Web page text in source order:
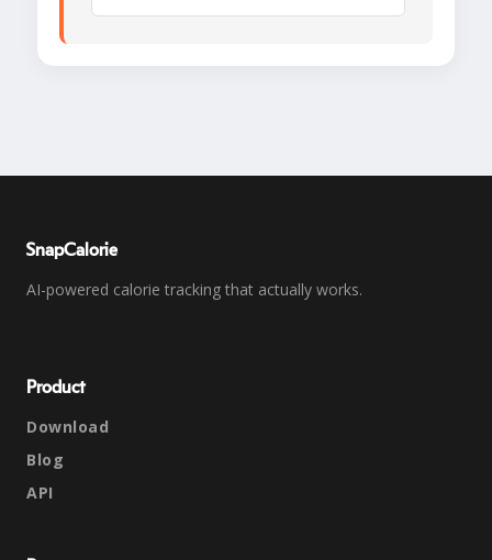
SnapCalorie
AI-powered calorie tracking that actually works.
Product
Download
Blog
API